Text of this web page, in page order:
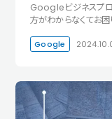
Googleビジネスプロ
方がわからなくてお
Google